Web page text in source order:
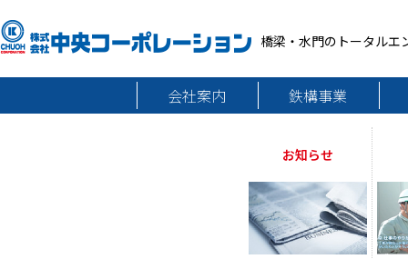
橋梁・水門のトータルエ
会社案内 鉄構事業
お知らせ